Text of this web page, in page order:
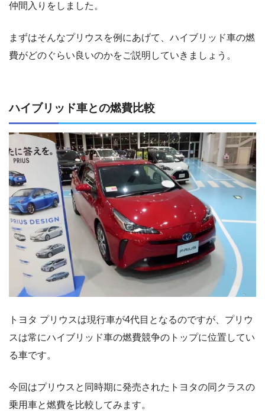
仲間入りをしました。
まずはそんなプリウスを例にあげて、ハイブリッド車の燃
費がどのぐらい良いのかをご説明していきましょう。
ハイブリッド車との燃費比較
トヨタ プリウスは現行車が4代目となるのですが、プリウ
スは常にハイブリッド車の燃費競争のトップに位置してい
る車です。
今回はプリウスと同時期に発売されたトヨタの同クラスの
乗用車と燃費を比較してみます。